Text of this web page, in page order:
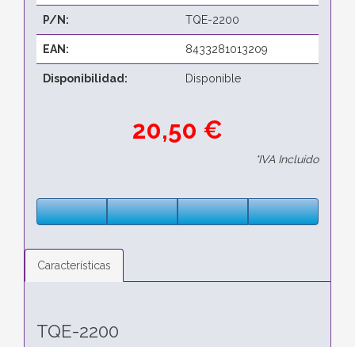
P/N: TQE-2200
EAN: 8433281013209
Disponibilidad: Disponible
20,50 €
*IVA Incluido
Características
TQE-2200